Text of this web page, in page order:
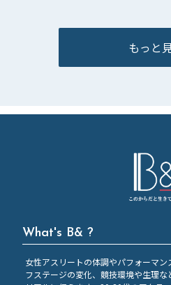
もっと
What's B& ?
女性アスリートの体調やパフォーマ
フステージの変化、競技環境や生理